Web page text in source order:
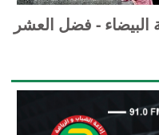
- فضل العشر